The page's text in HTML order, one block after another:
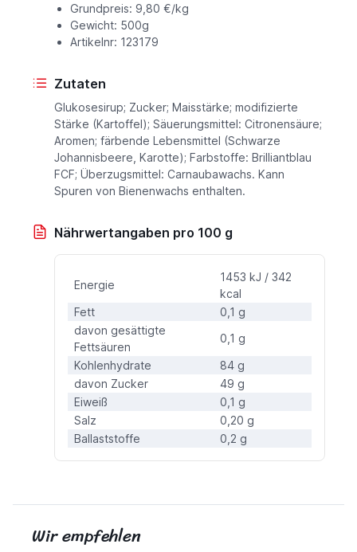
Grundpreis: 9,80 €/kg
Gewicht: 500g
Artikelnr: 123179
Zutaten
Glukosesirup; Zucker; Maisstärke; modifizierte
Stärke (Kartoffel); Säuerungsmittel: Citronensäure;
Aromen; färbende Lebensmittel (Schwarze
Johannisbeere, Karotte); Farbstoffe: Brilliantblau
FCF; Überzugsmittel: Carnaubawachs. Kann
Spuren von Bienenwachs enthalten.
Nährwertangaben pro 100 g
Energie
1453 kJ / 342
kcal
Fett
0,1 g
davon gesättigte
Fettsäuren
0,1 g
Kohlenhydrate
84 g
davon Zucker
49 g
Eiweiß
0,1 g
Salz
0,20 g
Ballaststoffe
0,2 g
Wir empfehlen